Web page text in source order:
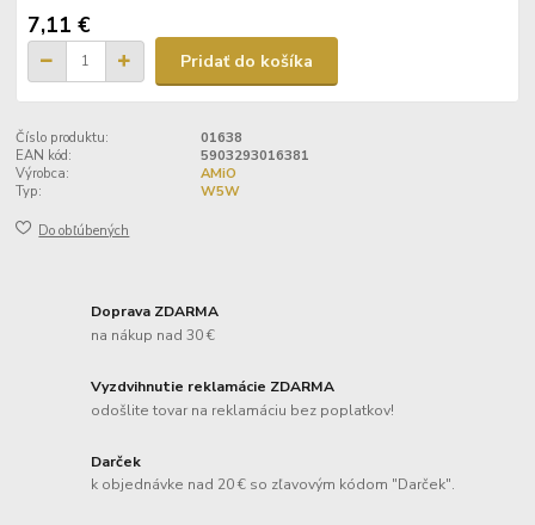
7,11 €
Pridať do košíka
Číslo produktu:
01638
EAN kód:
5903293016381
Výrobca:
AMiO
Typ:
W5W
Do obľúbených
Doprava ZDARMA
na nákup nad 30 €
Vyzdvihnutie reklamácie ZDARMA
odošlite tovar na reklamáciu bez poplatkov!
Darček
k objednávke nad 20 € so zľavovým kódom "Darček".